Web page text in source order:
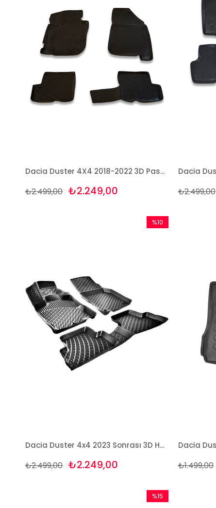
Dacia Duster 4X4 2018-2022 3D Paspas Takımı Bizymo
₺2.249,00
₺2.499,00 ₺2.499,00
Dacia Duster 4x4 2023 Sonrası 3D Havuzlu Paspas Takımı
₺2.249,00
₺2.499,00
%10
₺1.499,00
%15